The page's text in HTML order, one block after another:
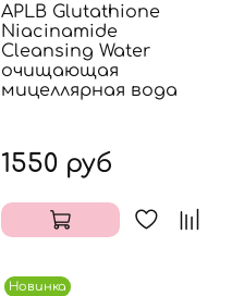
APLB Glutathione
Niacinamide
Cleansing Water
очищающая
мицеллярная вода
1550 руб
Новинка